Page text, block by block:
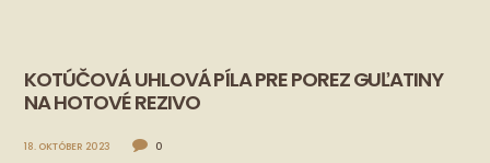
KOTÚČOVÁ UHLOVÁ PÍLA PRE POREZ GUĽATINY
NA HOTOVÉ REZIVO
18. OKTÓBER 2023 0